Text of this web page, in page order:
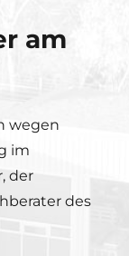
am
wegen
im
der
des